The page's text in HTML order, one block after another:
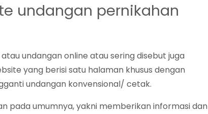
undangan pernikahan
undangan online atau sering disebut juga
yang berisi satu halaman khusus dengan
undangan konvensional/ cetak.
pada umumnya, yakni memberikan informasi dan